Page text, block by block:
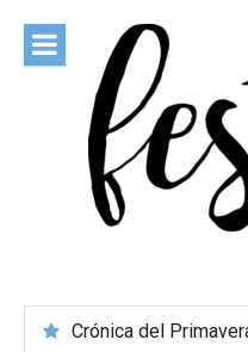
contenido